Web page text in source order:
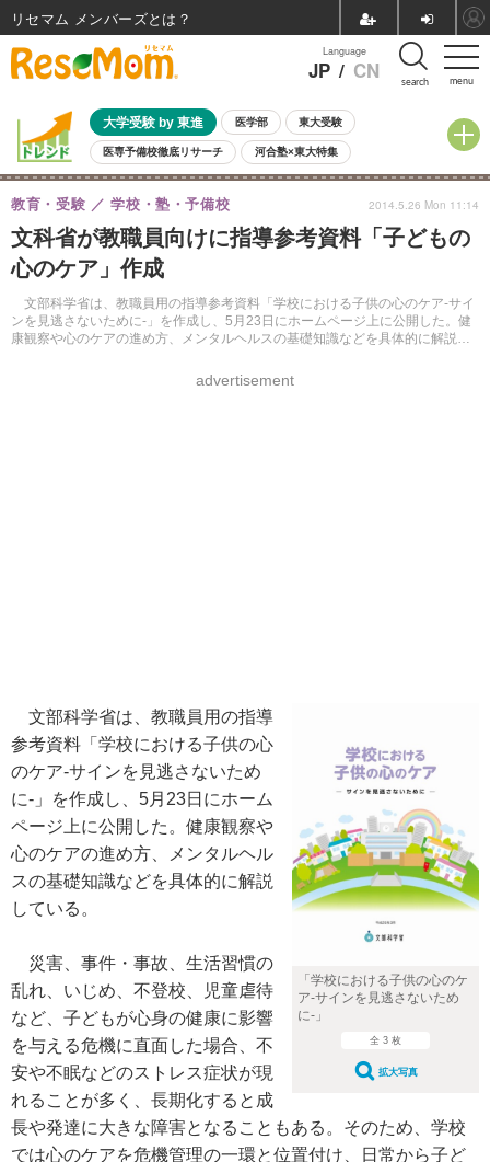
menu
Language
JP / CN search
大学受験 by 東進 医学部 東大受験
医専予備校徹底リサーチ 河合塾×東大特集
親子で考える大学選び 高校受験 中学受験 小学校受験
共通テスト 夏休み 8月開催学校説明会・相談会
8月開催イベント・WS 全国公立高校 過去問 人気記事
自由研究教材（小学生向け）
文科省が教職員向けに指導参考資料「子どもの
心のケア」作成
文部科学省は、教職員用の指導参考資料「学校における子供の心のケア-サイ
ンを見逃さないために-」を作成し、5月23日にホームページ上に公開した。健
康観察や心のケアの進め方、メンタルヘルスの基礎知識などを具体的に解説し
教育・受験 学校・塾・予備校
advertisement
2014.5.26 Mon 11:14
「学校における子供の心のケ
ア-サインを見逃さないため
に-」
全 3 枚
拡大写真
文部科学省は、教職員用の指導
参考資料「学校における子供の心
のケア-サインを見逃さないため
に-」を作成し、5月23日にホーム
ページ上に公開した。健康観察や
心のケアの進め方、メンタルヘル
スの基礎知識などを具体的に解説
している。
災害、事件・事故、生活習慣の
乱れ、いじめ、不登校、児童虐待
など、子どもが心身の健康に影響
を与える危機に直面した場合、不
安や不眠などのストレス症状が現
れることが多く、長期化すると成
長や発達に大きな障害となることもある。そのため、学校
では心のケアを危機管理の一環と位置付け、日常から子ど
リセマム メンバーズ